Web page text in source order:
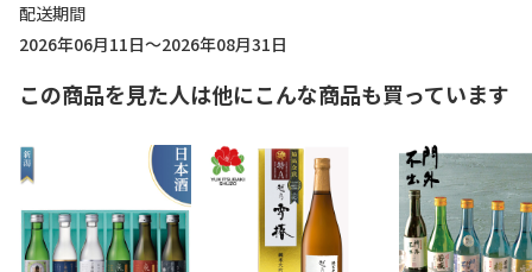
配送期間
2026年06月11日～2026年08月31日
この商品を見た人は他にこんな商品も買っています